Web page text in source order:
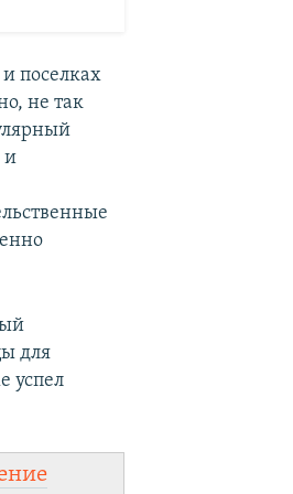
поселках
не так
и
для
успел